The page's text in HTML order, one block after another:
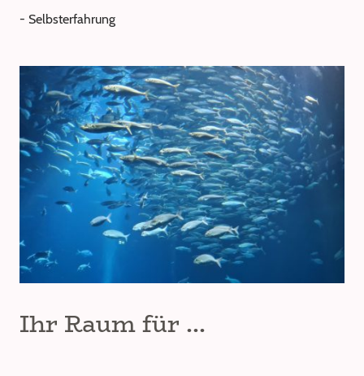
- Selbsterfahrung
Ihr Raum für ...